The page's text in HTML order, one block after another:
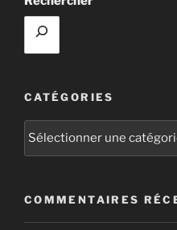
CATÉGORIES
Catégories
COMMENTAIRES